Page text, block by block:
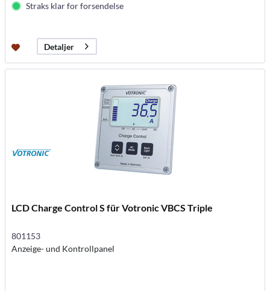
Straks klar for forsendelse
Detaljer
LCD Charge Control S für Votronic VBCS Triple
801153
Anzeige- und Kontrollpanel